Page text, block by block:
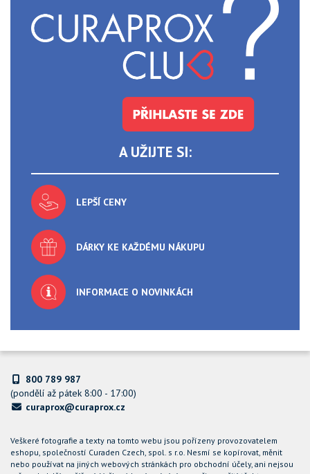
A UŽIJTE SI:
LEPŠÍ CENY
DÁRKY KE KAŽDÉMU NÁKUPU
INFORMACE O NOVINKÁCH
800 789 987
(pondělí až pátek 8:00 - 17:00)
curaprox@curaprox.cz
Veškeré fotografie a texty na tomto webu jsou pořízeny provozovatelem
eshopu, společností Curaden Czech, spol. s r.o. Nesmí se kopírovat, měnit
nebo používat na jiných webových stránkách pro obchodní účely, ani nejsou